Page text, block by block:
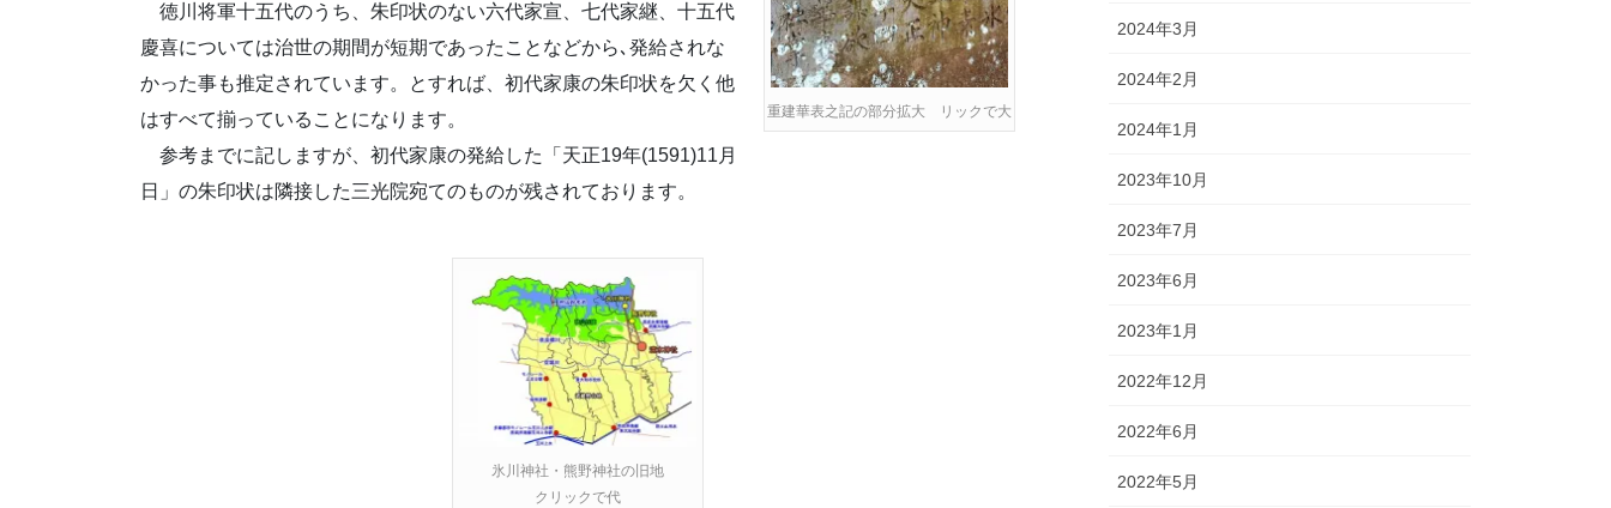
重建華表之記の部分拡大 リックで大
徳川将軍十五代のうち、朱印状のない六代家宣、七代家継、十五代
慶喜については治世の期間が短期であったことなどから､発給されな
かった事も推定されています。とすれば、初代家康の朱印状を欠く他
はすべて揃っていることになります。
参考までに記しますが、初代家康の発給した「天正19年(1591)11月
日」の朱印状は隣接した三光院宛てのものが残されております。
氷川神社・熊野神社の旧地
クリックで代
2024年3月
2024年2月
2024年1月
2023年10月
2023年7月
2023年6月
2023年1月
2022年12月
2022年6月
2022年5月